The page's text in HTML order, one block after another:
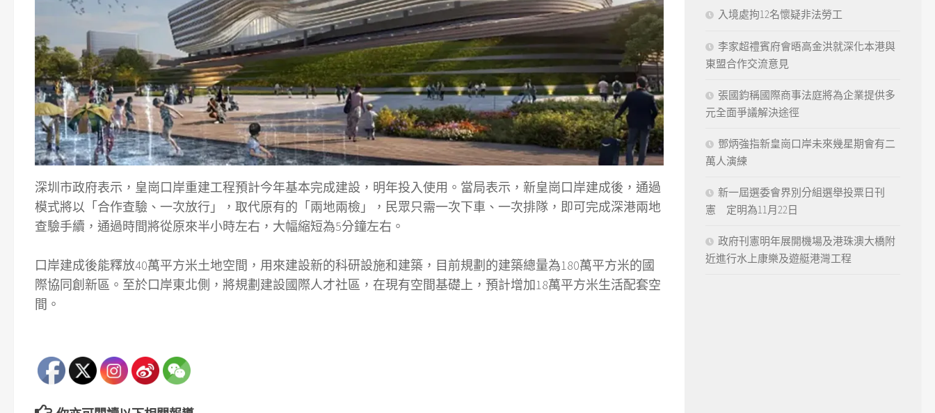
深圳市政府表示，皇崗口岸重建工程預計今年基本完成建設，明年投入使用。當局表示，新皇崗口岸建成後，通過
模式將以「合作查驗、一次放行」，取代原有的「兩地兩檢」，民眾只需一次下車、一次排隊，即可完成深港兩地
查驗手續，通過時間將從原來半小時左右，大幅縮短為5分鐘左右。
口岸建成後能釋放40萬平方米土地空間，用來建設新的科研設施和建築，目前規劃的建築總量為180萬平方米的國
際協同創新區。至於口岸東北側，將規劃建設國際人才社區，在現有空間基礎上，預計增加18萬平方米生活配套空
間。
入境處拘12名懷疑非法勞工
李家超禮賓府會晤高金洪就深化本港與
東盟合作交流意見
張國鈞稱國際商事法庭將為企業提供多
元全面爭議解決途徑
鄧炳強指新皇崗口岸未來幾星期會有二
萬人演練
新一屆選委會界別分組選舉投票日刊
憲 定明為11月22日
政府刊憲明年展開機場及港珠澳大橋附
近進行水上康樂及遊艇港灣工程